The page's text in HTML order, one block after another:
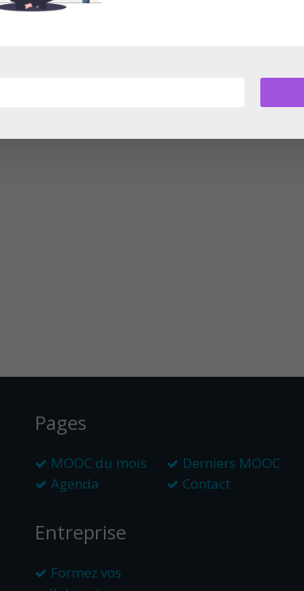
Pages
MOOC du mois
Derniers MOOC
Agenda
Contact
Entreprise
Formez vos